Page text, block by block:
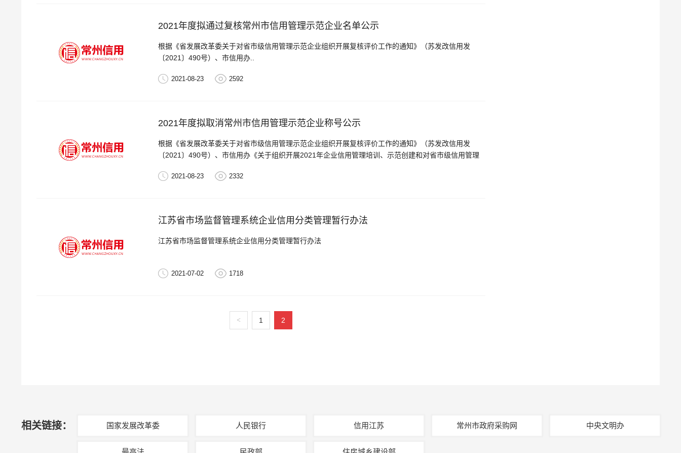
2021年度拟通过复核常州市信用管理示范企业名单公示
根据《省发展改革委关于对省市级信用管理示范企业组织开展复核评价工作的通知》（苏发改信用发
〔2021〕490号）、市信用办..
2021-08-23 2592
2021年度拟取消常州市信用管理示范企业称号公示
根据《省发展改革委关于对省市级信用管理示范企业组织开展复核评价工作的通知》（苏发改信用发
〔2021〕490号）、市信用办《关于组织开展2021年企业信用管理培训、示范创建和对省市级信用管理
2021-08-23 2332
江苏省市场监督管理系统企业信用分类管理暂行办法
江苏省市场监督管理系统企业信用分类管理暂行办法
2021-07-02 1718
< 1 2
相关链接： 国家发展改革委 人民银行 信用江苏 常州市政府采购网 中央文明办